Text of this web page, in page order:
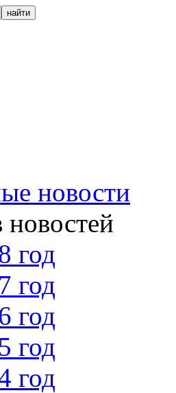
новости
год
год
год
год
год